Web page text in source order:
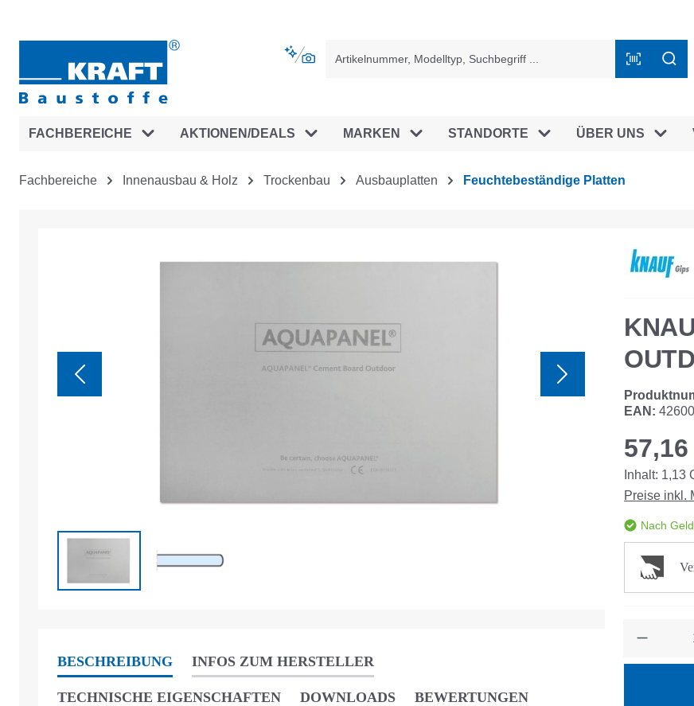
FACHBEREICHE AKTIONEN/DEALS MARKEN STANDORTE ÜBER UNS
Fachbereiche Innenausbau & Holz Trockenbau Ausbauplatten Feuchtebeständige Platten
BESCHREIBUNG INFOS ZUM HERSTELLER
TECHNISCHE EIGENSCHAFTEN DOWNLOADS BEWERTUNGEN
EAN:
57,16
Inhalt: 1,13
Preise inkl.
Nach